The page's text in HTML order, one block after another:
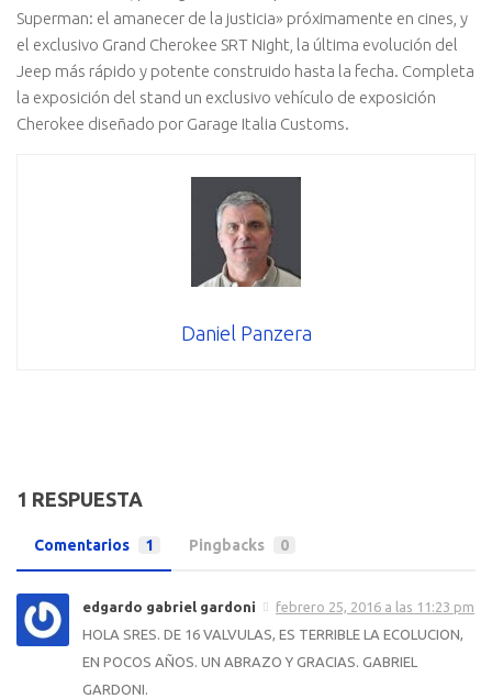
Superman: el amanecer de la justicia» próximamente en cines, y
el exclusivo Grand Cherokee SRT Night, la última evolución del
Jeep más rápido y potente construido hasta la fecha. Completa
la exposición del stand un exclusivo vehículo de exposición
Cherokee diseñado por Garage Italia Customs.
Daniel Panzera
1 RESPUESTA
Comentarios 1 Pingbacks 0
edgardo gabriel gardoni
febrero 25, 2016 a las 11:23 pm
HOLA SRES. DE 16 VALVULAS, ES TERRIBLE LA ECOLUCION,
EN POCOS AÑOS. UN ABRAZO Y GRACIAS. GABRIEL
GARDONI.